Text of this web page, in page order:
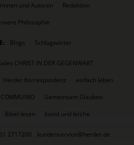
und Autoren
Redaktion
Philosophie
Blogs Schlagwörter
CHRIST IN DER GEGENWART
Herder Korrespondenz
einfach leben
COMMUNIO
Gemeinsam Glauben
Bibel lesen kunst und kirche
2717200
kundenservice@herder.de